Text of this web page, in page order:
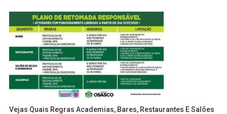
Vejas Quais Regras Academias, Bares, Restaurantes E Salões